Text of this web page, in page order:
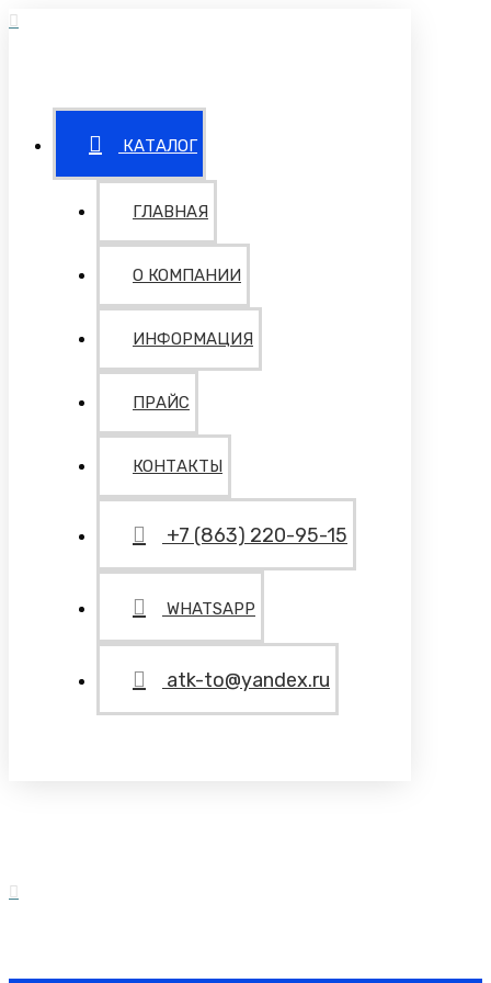
КАТАЛОГ
ГЛАВНАЯ
О КОМПАНИИ
ИНФОРМАЦИЯ
ПРАЙС
КОНТАКТЫ
+7 (863) 220-95-15
WHATSAPP
atk-to@yandex.ru